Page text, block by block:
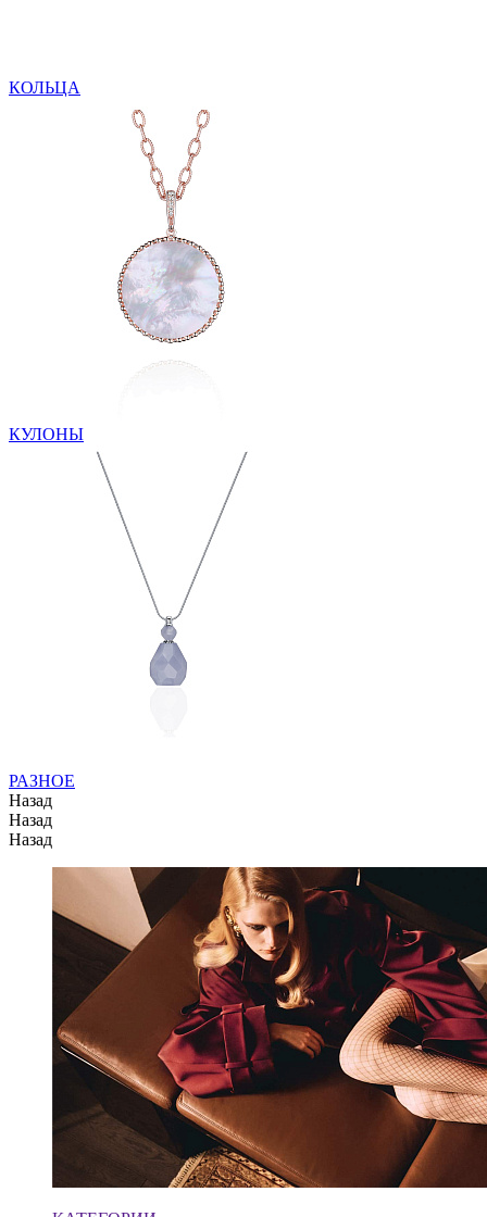
КОЛЬЦА
КУЛОНЫ
РАЗНОЕ
Назад
Назад
Назад